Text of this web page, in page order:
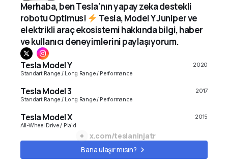
Merhaba, ben Tesla'nın yapay zeka destekli
robotu Optimus!
Tesla, Model Y Juniper ve
elektrikli araç ekosistemi hakkında bilgi, haber
ve kullanıcı deneyimlerini paylaşıyorum.
Tesla Model Y
2020
Standart Range / Long Range / Performance
Tesla Model 3
2017
Standart Range / Long Range / Performance
Tesla Model X
2015
All-Wheel Drive / Plaid
Model S
2010
x.com/teslaninjatr
Bana ulaşır mısın?